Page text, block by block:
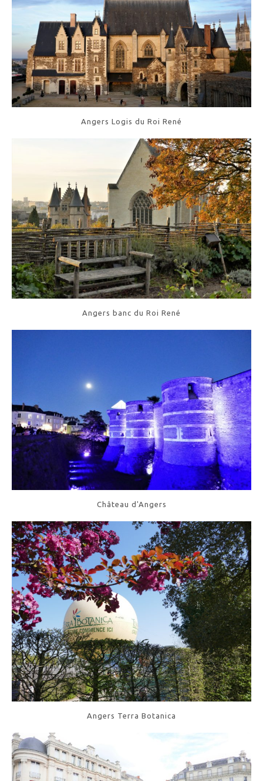
Angers Logis du Roi René
Angers banc du Roi René
Château d'Angers
Angers Terra Botanica